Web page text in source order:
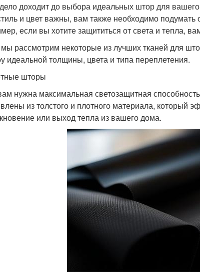
доходит до выбора идеальных штор для
и цвет важны, вам также необходимо
если вы хотите защититься от света и тепла,
рассмотрим некоторые из лучших тканей для
идеальной толщины, цвета и типа переплетения.
шторы
нужна максимальная светозащитная
из толстого и плотного материала, который
или выход тепла из вашего дома.